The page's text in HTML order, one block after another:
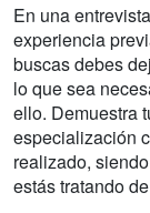
En una
experiencia
buscas debes
lo que sea
ello. Demuestra
especialización
realizado,
estás tratando